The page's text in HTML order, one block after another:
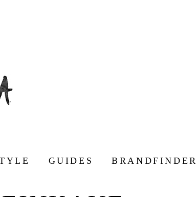
GUIDES BRANDFINDER